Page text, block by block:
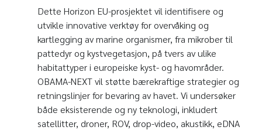
Dette Horizon EU-prosjektet vil identifisere og
utvikle innovative verktøy for overvåking og
kartlegging av marine organismer, fra mikrober til
pattedyr og kystvegetasjon, på tvers av ulike
habitattyper i europeiske kyst- og havområder.
OBAMA-NEXT vil støtte bærekraftige strategier og
retningslinjer for bevaring av havet. Vi undersøker
både eksisterende og ny teknologi, inkludert
satellitter, droner, ROV, drop-video, akustikk, eDNA